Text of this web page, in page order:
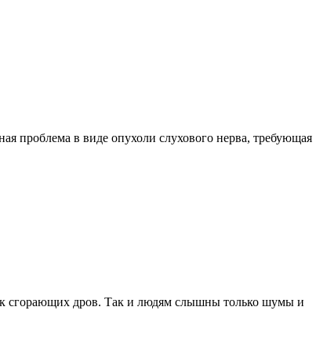
проблема в виде опухоли слухового нерва, требующая
сгорающих дров. Так и людям слышны только шумы и